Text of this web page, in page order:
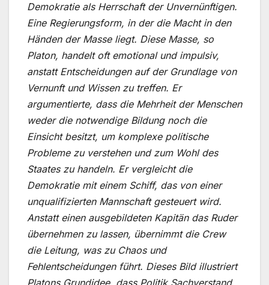
Demokratie als Herrschaft der Unvernünftigen.
Eine Regierungsform, in der die Macht in den
Händen der Masse liegt. Diese Masse, so
Platon, handelt oft emotional und impulsiv,
anstatt Entscheidungen auf der Grundlage von
Vernunft und Wissen zu treffen. Er
argumentierte, dass die Mehrheit der Menschen
weder die notwendige Bildung noch die
Einsicht besitzt, um komplexe politische
Probleme zu verstehen und zum Wohl des
Staates zu handeln. Er vergleicht die
Demokratie mit einem Schiff, das von einer
unqualifizierten Mannschaft gesteuert wird.
Anstatt einen ausgebildeten Kapitän das Ruder
übernehmen zu lassen, übernimmt die Crew
die Leitung, was zu Chaos und
Fehlentscheidungen führt. Dieses Bild illustriert